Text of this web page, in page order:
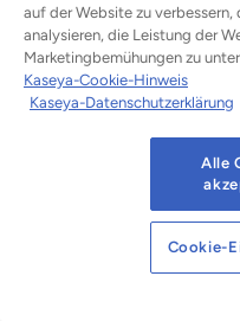
E-Mail-
Angesichts der sich
reichen herkömmliche
Unternehmen, doch das
Angriffe nehmen zu und
auf der Website zu
analysieren, die Leistung der
Marketingbemühungen zu
Kaseya-Cookie-Hinweis
Kaseya-Datenschutzerklärung
Alle
Cookie-